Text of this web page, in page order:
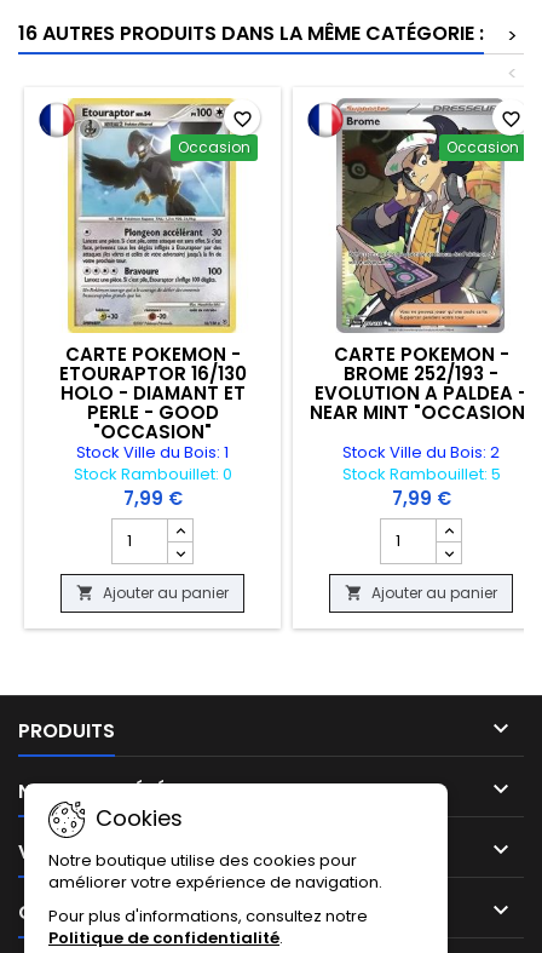
16 AUTRES PRODUITS DANS LA MÊME CATÉGORIE :
>
<
Occasion
CARTE POKEMON -
ETOURAPTOR 16/130
HOLO - DIAMANT ET
PERLE - GOOD
"OCCASION"
Stock Ville du Bois: 1
Stock Rambouillet: 0
7,99 €
Champ quantité du produit CARTE POKEMON -
 Ajouter au panier
favorite_border
Occasion
CARTE POKEMON -
BROME 252/193 -
EVOLUTION A PALDEA -
NEAR MINT "OCCASION"
Stock Ville du Bois: 2
Stock Rambouillet: 5
7,99 €
Champ quantité du
 Ajouter au panier
favorite_border
PRODUITS 
NOTRE SOCIÉTÉ 
VOTRE COMPTE 
CONTACT 
Cookies
Notre boutique utilise des cookies pour
améliorer votre expérience de navigation.
Pour plus d'informations, consultez notre
Politique de confidentialité.